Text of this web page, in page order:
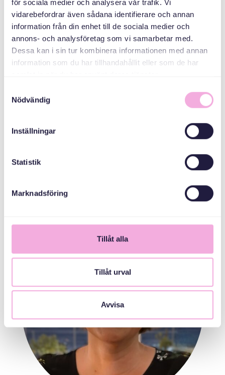
för sociala medier och analysera vår trafik. Vi
vidarebefordrar även sådana identifierare och annan
information från din enhet till de sociala medier och
annons- och analysföretag som vi samarbetar med.
Dessa kan i sin tur kombinera informationen med annan
information som du har tillhandahållit eller som de har
Nödvändig
Inställningar
Statistik
Marknadsföring
Tillåt alla
Tillåt urval
Avvisa
Christer Andersson arbetar sedan många år som
sälj generellt samt sponsring och partnerskap
branscher däribland kopplade till såväl besöksnäring,
kultur, idrott och idéburen sektor. Han är även